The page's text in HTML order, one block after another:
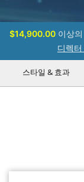
$14,900.00 이상
디렉
스타일 & 효과